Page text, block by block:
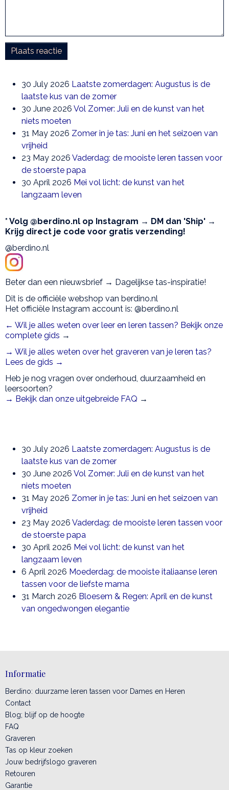
Plaats reactie
30 July 2026 Laatste zomerdagen: Augustus is de
laatste kus van de zomer
30 June 2026 Vol Zomer: Juli en de kunst van het
niets moeten
31 May 2026 Zomer in je tas: Juni en het seizoen van
vrijheid
23 May 2026 Vaderdag: de mooiste leren tassen voor
de stoerste papa
30 April 2026 Mei vol licht: de kunst van het
langzaam leven
* Volg @berdino.nl op Instagram → DM dan 'Ship' →
Krijg direct je code voor gratis verzending!
@berdino.nl
Beter dan een nieuwsbrief → Dagelijkse tas-inspiratie!
Dit is de officiële webshop van berdino.nl
Het officiële Instagram account is: @berdino.nl
← Wil je alles weten over leer en leren tassen? Bekijk onze
complete gids →
→ Wil je alles weten over het graveren van je leren tas?
Lees de gids →
Heb je nog vragen over onderhoud, duurzaamheid en
leersoorten?
→ Bekijk dan onze uitgebreide FAQ →
30 July 2026 Laatste zomerdagen: Augustus is de
laatste kus van de zomer
30 June 2026 Vol Zomer: Juli en de kunst van het
niets moeten
31 May 2026 Zomer in je tas: Juni en het seizoen van
vrijheid
23 May 2026 Vaderdag: de mooiste leren tassen voor
de stoerste papa
30 April 2026 Mei vol licht: de kunst van het
langzaam leven
6 April 2026 Moederdag: de mooiste italiaanse leren
tassen voor de liefste mama
31 March 2026 Bloesem & Regen: April en de kunst
van ongedwongen elegantie
Informatie
Berdino: duurzame leren tassen voor Dames en Heren
Contact
Blog; blijf op de hoogte
FAQ
Graveren
Tas op kleur zoeken
Jouw bedrijfslogo graveren
Retouren
Garantie